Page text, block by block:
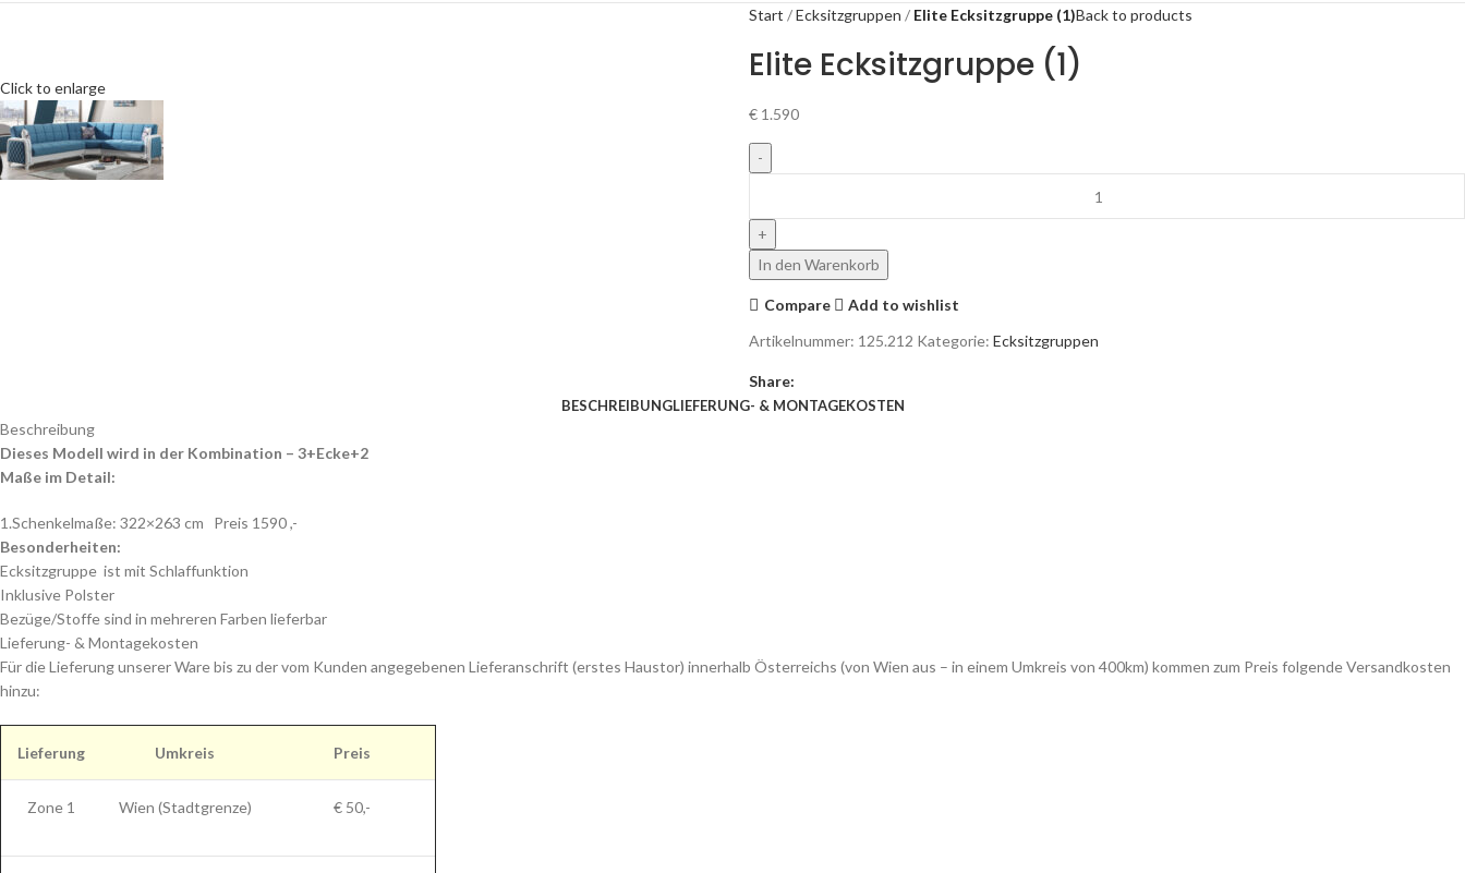
Click to enlarge
Start Ecksitzgruppen Elite Ecksitzgruppe (1)Back to products
Elite Ecksitzgruppe (1)
€ 1.590
In den Warenkorb
Compare
Add to wishlist
Artikelnummer: 125.212 Kategorie: Ecksitzgruppen
Share:
BESCHREIBUNGLIEFERUNG- & MONTAGEKOSTEN
Beschreibung
Dieses Modell wird in der Kombination – 3+Ecke+2
Maße im Detail:
1.Schenkelmaße: 322×263 cm Preis 1590 ,-
Besonderheiten:
Ecksitzgruppe ist mit Schlaffunktion
Inklusive Polster
Bezüge/Stoffe sind in mehreren Farben lieferbar
Lieferung- & Montagekosten
Für die Lieferung unserer Ware bis zu der vom Kunden angegebenen Lieferanschrift (erstes Haustor) innerhalb Österreichs (von Wien aus – in einem Umkreis von 400km) kommen zum Preis folgende Versandkosten
hinzu:
Lieferung Umkreis Preis
Zone 1 Wien (Stadtgrenze) € 50,-